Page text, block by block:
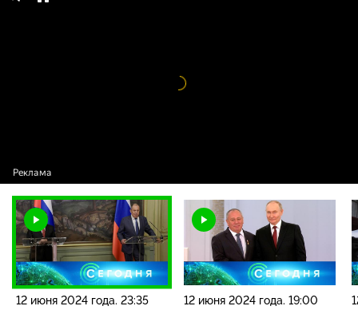
Видео
проигрыватель
12 июня 2024 года. 23:35 12 июня 2024 года. 19:00